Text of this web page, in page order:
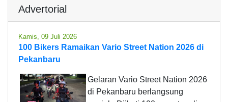
Advertorial
Kamis, 09 Juli 2026
100 Bikers Ramaikan Vario Street Nation 2026 di
Pekanbaru
Gelaran Vario Street Nation 2026
di Pekanbaru berlangsung